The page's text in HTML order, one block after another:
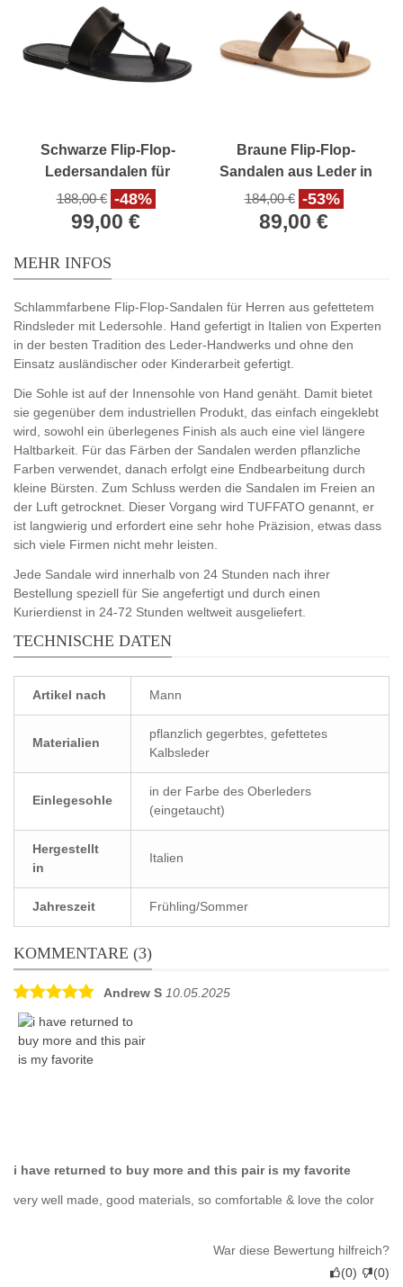
Schwarze Flip-Flop-
Ledersandalen für
Männer in Italien von
Hand gefertigt
188,00 € -48%
99,00 €
Braune Flip-Flop-
Sandalen aus Leder in
Italien von Hand
gefertigt
184,00 € -53%
89,00 €
MEHR INFOS
Schlammfarbene Flip-Flop-Sandalen für Herren aus gefettetem
Rindsleder mit Ledersohle. Hand gefertigt in Italien von Experten
in der besten Tradition des Leder-Handwerks und ohne den
Einsatz ausländischer oder Kinderarbeit gefertigt.
Die Sohle ist auf der Innensohle von Hand genäht. Damit bietet
sie gegenüber dem industriellen Produkt, das einfach eingeklebt
wird, sowohl ein überlegenes Finish als auch eine viel längere
Haltbarkeit. Für das Färben der Sandalen werden pflanzliche
Farben verwendet, danach erfolgt eine Endbearbeitung durch
kleine Bürsten. Zum Schluss werden die Sandalen im Freien an
der Luft getrocknet. Dieser Vorgang wird TUFFATO genannt, er
ist langwierig und erfordert eine sehr hohe Präzision, etwas dass
sich viele Firmen nicht mehr leisten.
Jede Sandale wird innerhalb von 24 Stunden nach ihrer
Bestellung speziell für Sie angefertigt und durch einen
Kurierdienst in 24-72 Stunden weltweit ausgeliefert.
TECHNISCHE DATEN
Artikel nach Mann
Materialien
pflanzlich gegerbtes, gefettetes
Kalbsleder
Einlegesohle
in der Farbe des Oberleders
(eingetaucht)
Hergestellt
in
Italien
Jahreszeit Frühling/Sommer
KOMMENTARE (3)
Andrew S 10.05.2025
i have returned to buy more and this pair is my favorite
very well made, good materials, so comfortable & love the color
War diese Bewertung hilfreich?
(0) (0)